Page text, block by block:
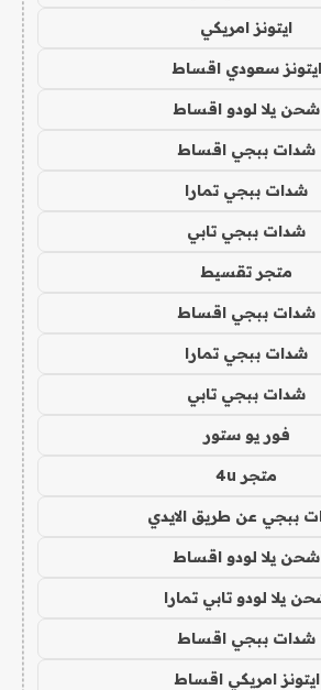
ايتونز امريكي
ايتونز سعودي اقساط
شحن يلا لودو اقساط
شدات ببجي اقساط
شدات ببجي تمارا
شدات ببجي تابي
متجر تقسيط
شدات ببجي اقساط
شدات ببجي تمارا
شدات ببجي تابي
فور يو ستور
متجر 4u
ببجي عن طريق الايدي
شحن يلا لودو اقساط
يلا لودو تابي تمارا
شدات ببجي اقساط
ايتونز امريكي اقساط